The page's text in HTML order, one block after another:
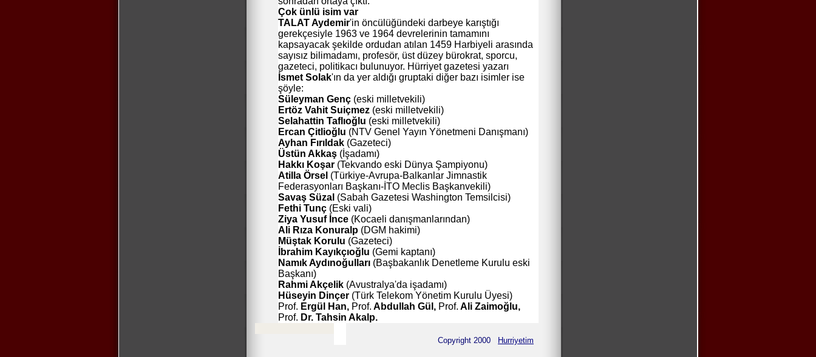
Çok ünlü isim var
TALAT Aydemir'in öncülüğündeki darbeye karıştığı
gerekçesiyle 1963 ve 1964 devrelerinin tamamını
kapsayacak şekilde ordudan atılan 1459 Harbiyeli arasında
sayısız bilimadamı, profesör, üst düzey bürokrat, sporcu,
gazeteci, politikacı bulunuyor. Hürriyet gazetesi yazarı
İsmet Solak'ın da yer aldığı gruptaki diğer bazı isimler ise
şöyle:
Süleyman Genç (eski milletvekili)
Ertöz Vahit Suiçmez (eski milletvekili)
Selahattin Taflıoğlu (eski milletvekili)
Ercan Çitlioğlu (NTV Genel Yayın Yönetmeni Danışmanı)
Ayhan Fırıldak (Gazeteci)
Üstün Akkaş (İşadamı)
Hakkı Koşar (Tekvando eski Dünya Şampiyonu)
Atilla Örsel (Türkiye-Avrupa-Balkanlar Jimnastik
Federasyonları Başkanı-İTO Meclis Başkanvekili)
Savaş Süzal (Sabah Gazetesi Washington Temsilcisi)
Fethi Tunç (Eski vali)
Ziya Yusuf İnce (Kocaeli danışmanlarından)
Ali Rıza Konuralp (DGM hakimi)
Müştak Korulu (Gazeteci)
İbrahim Kayıkçıoğlu (Gemi kaptanı)
Namık Aydınoğulları (Başbakanlık Denetleme Kurulu eski
Başkanı)
Rahmi Akçelik (Avustralya'da işadamı)
Hüseyin Dinçer (Türk Telekom Yönetim Kurulu Üyesi)
Prof. Ergül Han, Prof. Abdullah Gül, Prof. Ali Zaimoğlu,
Prof. Dr. Tahsin Akalp.
Copyright 2000 Hurriyetim